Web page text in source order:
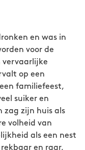
en was in
voor de
vervaarlijke
op een
familiefeest,
suiker en
zag zijn huis als
volheid van
als een nest
en raar,